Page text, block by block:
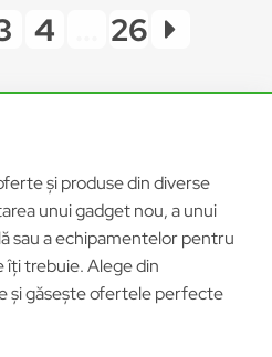
4 26
și produse din diverse
unui gadget nou, a unui
sau a echipamentelor pentru
îți trebuie. Alege din
și găsește ofertele perfecte